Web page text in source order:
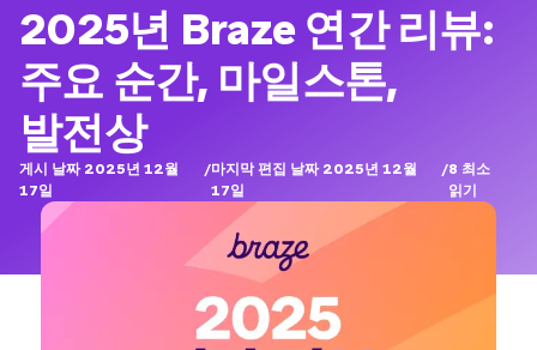
2025년 Braze 연간 리뷰:
주요 순간, 마일스톤,
발전상
게시 날짜 2025년 12월
17일
/마지막 편집 날짜 2025년 12월
17일
/8 최소
읽기